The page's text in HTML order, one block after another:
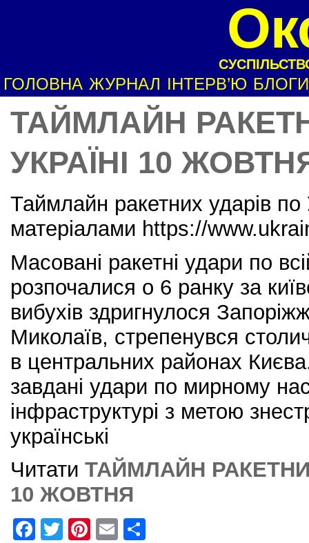
ГОЛОВНА ЖУРНАЛ ІНТЕРВ’Ю БЛОГИ
ТАЙМЛАЙН
УКРАЇНІ 10
Таймлайн ракетних ударів по
матеріалами https://
Масовані ракетні удари по
розпочалися о 6 ранку за
вибухів здригнулося
Миколаїв, стрепенувся
в центральних районах
завдані удари по мирному
інфраструктурі з метою
українські
Читати ТАЙМЛАЙН
10 ЖОВТНЯ
F
T
Pi
E